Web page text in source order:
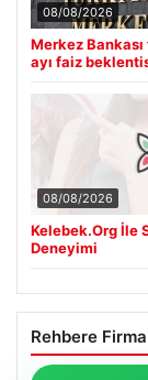
08/08/2026
Merkez
ayı faiz
08/08/2026
Kelebek.Org İle
Deneyimi
Rehbere